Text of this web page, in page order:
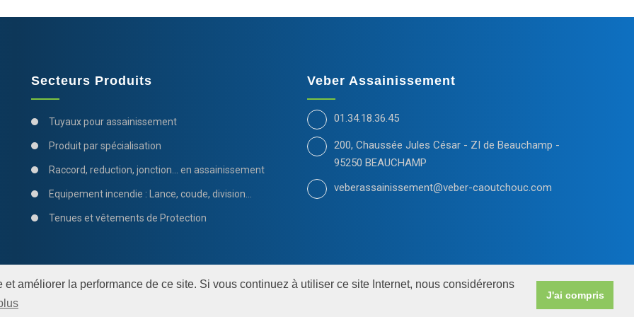
améliorer la performance de ce site. Si vous continuez à utiliser ce site Internet, nous considérerons
J'ai compris
Secteurs Produits
Tuyaux pour assainissement
Produit par spécialisation
Raccord, reduction, jonction... en assainissement
Equipement incendie : Lance, coude, division...
Tenues et vêtements de Protection
Veber Assainissement
01.34.18.36.45
200, Chaussée Jules César - ZI de Beauchamp -
95250 BEAUCHAMP
veberassainissement@veber-caoutchouc.com
RC 351 889 050 00032 - SARL au capital de 15245€. -Plan du site- Mentions légales-Veber caoutchouc-diffusion industrie